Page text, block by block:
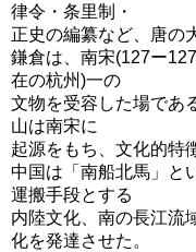
律令・条里制・
正史の編纂など、唐の
鎌倉は、南宋(127ー
在の杭州)一の
文物を受容した場であ
山は南宋に
起源をもち、文化的特
中国は「南船北馬」と
運搬手段とする
内陸文化、南の長江流
化を発達させた。